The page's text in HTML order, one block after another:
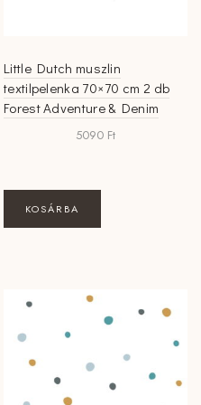
Little Dutch muszlin
textilpelenka 70×70 cm 2 db
Forest Adventure & Denim
5090 Ft
KOSÁRBA